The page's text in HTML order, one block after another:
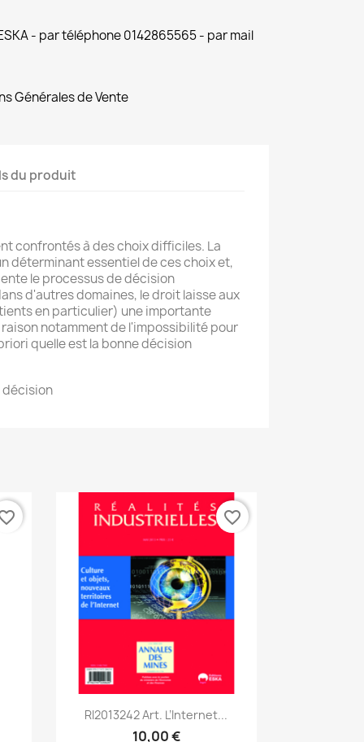
- par téléphone 0142865565 - par mail
Générales de Vente
du produit
confrontés à des choix difficiles. La
déterminant essentiel de ces choix et,
le processus de décision
d'autres domaines, le droit laisse aux
en particulier) une importante
notamment de l'impossibilité pour
quelle est la bonne décision
Aperçu rapide
RI2013242 Art. L’Internet...
10,00 €
favorite_border